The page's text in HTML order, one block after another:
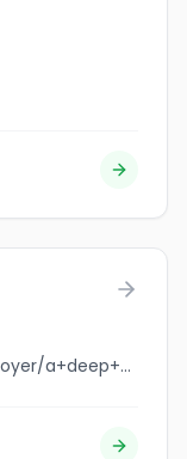
jobbank.gc.ca/browsejobs/employer/a+deep+stucco+ltd./ca